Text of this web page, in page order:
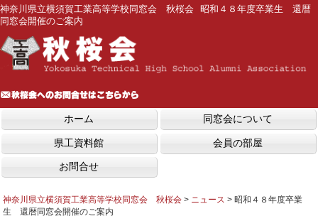
神奈川県立横須賀工業高等学校同窓会 秋桜会 昭和４８年度卒業生 還暦
同窓会開催のご案内
ホーム 同窓会について
県工資料館 会員の部屋
お問合せ
神奈川県立横須賀工業高等学校同窓会 秋桜会 > ニュース >昭和４８年度卒業
生 還暦同窓会開催のご案内